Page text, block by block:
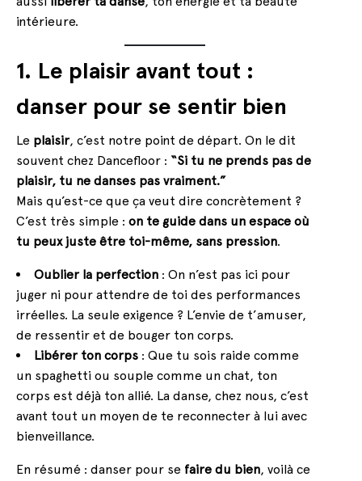
intérieure.
1. Le plaisir avant tout :
danser pour se sentir bien
Le plaisir, c’est notre point de départ. On le dit
souvent chez Dancefloor : “Si tu ne prends pas de
plaisir, tu ne danses pas vraiment.”
Mais qu’est-ce que ça veut dire concrètement ?
C’est très simple : on te guide dans un espace où
tu peux juste être toi-même, sans pression.
Oublier la perfection : On n’est pas ici pour
juger ni pour attendre de toi des performances
irréelles. La seule exigence ? L’envie de t’amuser,
de ressentir et de bouger ton corps.
Libérer ton corps : Que tu sois raide comme
un spaghetti ou souple comme un chat, ton
corps est déjà ton allié. La danse, chez nous, c’est
avant tout un moyen de te reconnecter à lui avec
bienveillance.
En résumé : danser pour se faire du bien, voilà ce